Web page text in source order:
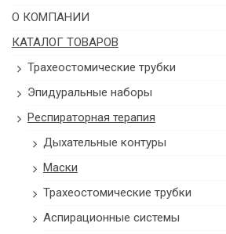
О КОМПАНИИ
КАТАЛОГ ТОВАРОВ
Трахеостомические трубки
Эпидуральные наборы
Респираторная терапия
Дыхательные контуры
Маски
Трахеостомические трубки
Аспирационные системы